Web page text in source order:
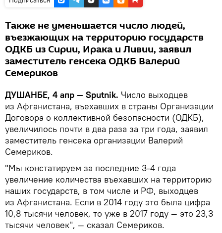
Также не уменьшается число людей,
въезжающих на территорию государств
ОДКБ из Сирии, Ирака и Ливии, заявил
заместитель генсека ОДКБ Валерий
Семериков
ДУШАНБЕ, 4 апр — Sputnik. Число выходцев
из Афганистана, въехавших в страны Организации
Договора о коллективной безопасности (ОДКБ),
увеличилось почти в два раза за три года, заявил
заместитель генсека организации Валерий
Семериков.
"Мы констатируем за последние 3-4 года
увеличение количества въехавших на территорию
наших государств, в том числе и РФ, выходцев
из Афганистана. Если в 2014 году это была цифра
10,8 тысячи человек, то уже в 2017 году — это 23,3
тысячи человек", — сказал Семериков.